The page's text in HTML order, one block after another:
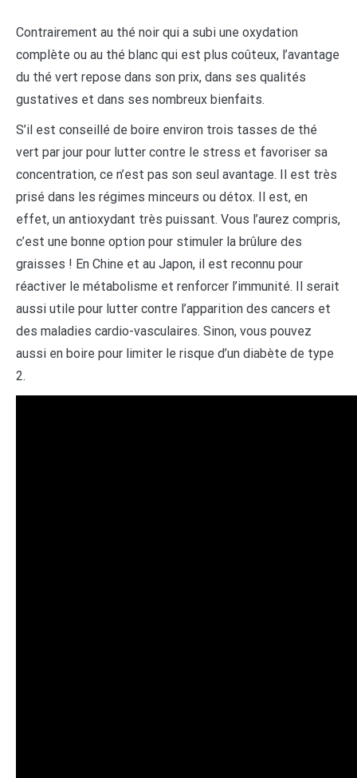
Contrairement au thé noir qui a subi une oxydation
complète ou au thé blanc qui est plus coûteux, l’avantage
du thé vert repose dans son prix, dans ses qualités
gustatives et dans ses nombreux bienfaits.
S’il est conseillé de boire environ trois tasses de thé
vert par jour pour lutter contre le stress et favoriser sa
concentration, ce n’est pas son seul avantage. Il est très
prisé dans les régimes minceurs ou détox. Il est, en
effet, un antioxydant très puissant. Vous l’aurez compris,
c’est une bonne option pour stimuler la brûlure des
graisses ! En Chine et au Japon, il est reconnu pour
réactiver le métabolisme et renforcer l’immunité. Il serait
aussi utile pour lutter contre l’apparition des cancers et
des maladies cardio-vasculaires. Sinon, vous pouvez
aussi en boire pour limiter le risque d’un diabète de type
2.